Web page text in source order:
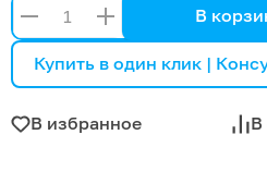
В
Купить в один клик |
В избранное В